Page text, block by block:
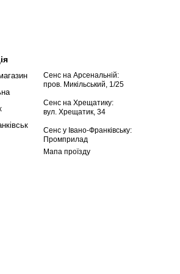
Сенс на Арсенальній:
пров. Микільський, 1/25
Сенс на Хрещатику:
вул. Хрещатик, 34
Сенс у Івано-Франківську:
Промприлад
Мапа проїзду